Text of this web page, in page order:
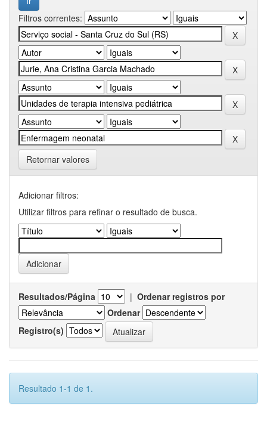
Filtros correntes:
Retornar valores
Adicionar filtros:
Utilizar filtros para refinar o resultado de busca.
Resultados/Página | Ordenar registros por
Ordenar
Registro(s)
Resultado 1-1 de 1.